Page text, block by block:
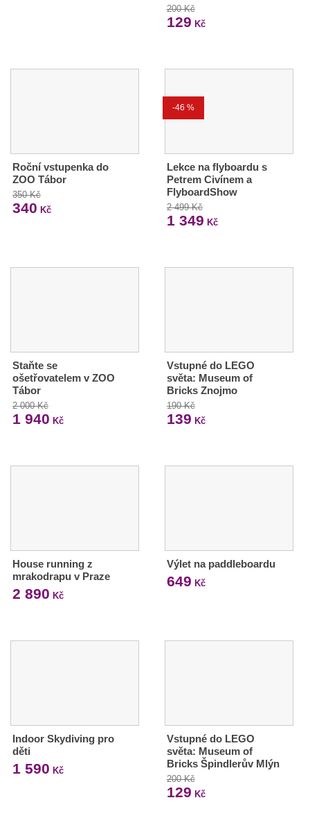
200 Kč
129 Kč
Roční vstupenka do
ZOO Tábor
350 Kč
340 Kč
-46 %
Lekce na flyboardu s
Petrem Civínem a
FlyboardShow
2 499 Kč
1 349 Kč
Staňte se
ošetřovatelem v ZOO
Tábor
2 000 Kč
1 940 Kč
Vstupné do LEGO
světa: Museum of
Bricks Znojmo
190 Kč
139 Kč
House running z
mrakodrapu v Praze
2 890 Kč
Výlet na paddleboardu
649 Kč
Indoor Skydiving pro
děti
1 590 Kč
Vstupné do LEGO
světa: Museum of
Bricks Špindlerův Mlýn
200 Kč
129 Kč